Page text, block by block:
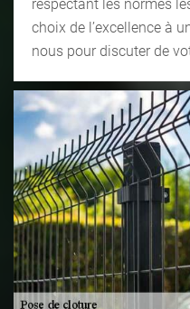
respectant les normes
choix de l’excellence à
nous pour discuter de